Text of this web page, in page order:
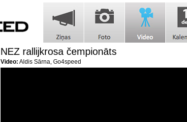
NEZ rallijkrosa čempionāts
Video: Aldis Sārna, Go4speed